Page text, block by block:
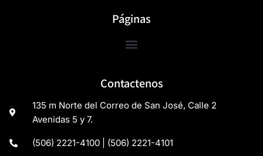
Páginas
Contactenos
135 m Norte del Correo de San José, Calle 2
Avenidas 5 y 7.
(506) 2221-4100 | (506) 2221-4101